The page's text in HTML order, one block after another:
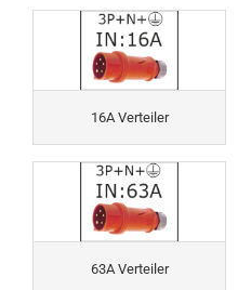
16A Verteiler
63A Verteiler